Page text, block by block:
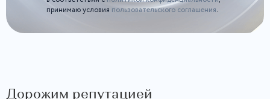
принимаю условия пользовательского соглашения.
Дорожим репутацией